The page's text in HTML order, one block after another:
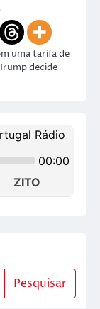
uma tarifa de
decide
Pesquisar